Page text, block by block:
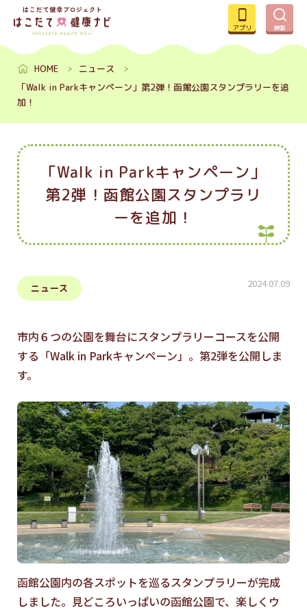
アプリ 検索
HOME
ニュース
「Walk in Parkキャンペーン」第2弾！函館公園スタンプラリーを追
加！
「Walk in Parkキャンペーン」
第2弾！函館公園スタンプラリ
ーを追加！
ニュース 2024.07.09
市内６つの公園を舞台にスタンプラリーコースを公開
する「Walk in Parkキャンペーン」。第2弾を公開しま
す。
函館公園内の各スポットを巡るスタンプラリーが完成
しました。見どころいっぱいの函館公園で、楽しくウ